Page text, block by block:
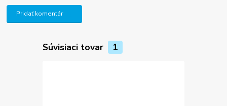
Pridať komentár
Súvisiaci tovar 1